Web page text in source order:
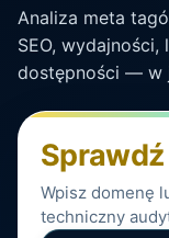
Analiza meta
SEO,
dostępności — w
Wpisz domenę
techniczny